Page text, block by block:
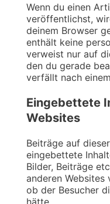
Wenn du einen
veröffentlichst,
deinem Browser
enthält keine
verweist nur auf
den du gerade
verfällt nach
Eingebettete
Websites
Beiträge auf
eingebettete
Bilder, Beiträge
anderen Websites
ob der Besucher